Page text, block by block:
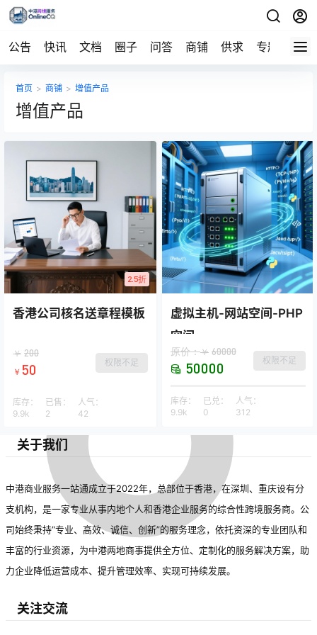
公告 快讯 文档 圈子 问答 商铺 供求 专题 导航
首页 > 商铺 > 增值产品
增值产品
2.5折
香港公司核名送章程模板
￥ 200
￥ 50 权限不足
库存：
9.9k
已售：
2
人气：
42
虚拟主机-网站空间-PHP
空间
原价：￥ 60000
50000 权限不足
库存：
9.9k
已兑：
0
人气：
312
关于我们
中港商业服务一站通成立于2022年，总部位于香港，在深圳、重庆设有分
支机构，是一家专业从事内地个人和香港企业服务的综合性跨境服务商。公
司始终秉持“专业、高效、诚信、创新”的服务理念，依托资深的专业团队和
丰富的行业资源，为中港两地商事提供全方位、定制化的服务解决方案，助
力企业降低运营成本、提升管理效率、实现可持续发展。
关注交流